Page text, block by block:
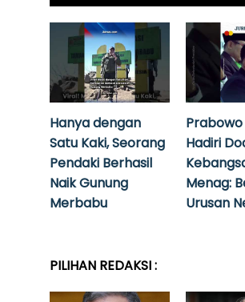
Hanya dengan
Satu Kaki, Seorang
Pendaki Berhasil
Naik Gunung
Merbabu
Hadiri
Menag:
Urusan
PILIHAN REDAKSI :